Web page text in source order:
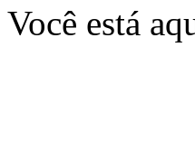
Você está